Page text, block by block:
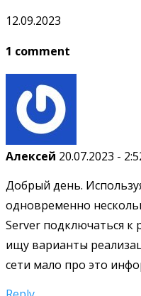
12.09.2023
1 comment
Алексей 20.07.2023 -
Добрый день.
одновременно
Server подключаться к
ищу варианты
сети мало про это